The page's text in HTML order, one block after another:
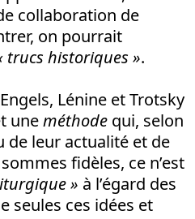
collaboration de
on pourrait
trucs historiques ».
Lénine et Trotsky
uneméthode qui, selon
de leur actualité et de
fidèles, ce n’est
» à l’égard des
seules ces idées et